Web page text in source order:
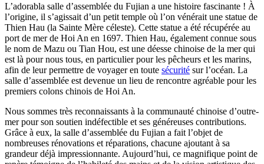
L’adorabla salle d’assemblée du Fujian a une histoire fascinante ! À
l’origine, il s’agissait d’un petit temple où l’on vénérait une statue de
Thien Hau (la Sainte Mère céleste). Cette statue a été récupérée au
port de mer de Hoi An en 1697. Thien Hau, également connue sous
le nom de Mazu ou Tian Hou, est une déesse chinoise de la mer qui
est là pour nous tous, en particulier pour les pêcheurs et les marins,
afin de leur permettre de voyager en toute sécurité sur l’océan. La
salle d’assemblée est devenue un lieu de rencontre agréable pour les
premiers colons chinois de Hoi An.
Nous sommes très reconnaissants à la communauté chinoise d’outre-
mer pour son soutien indéfectible et ses généreuses contributions.
Grâce à eux, la salle d’assemblée du Fujian a fait l’objet de
nombreuses rénovations et réparations, chacune ajoutant à sa
grandeur déjà impressionnante. Aujourd’hui, ce magnifique point de